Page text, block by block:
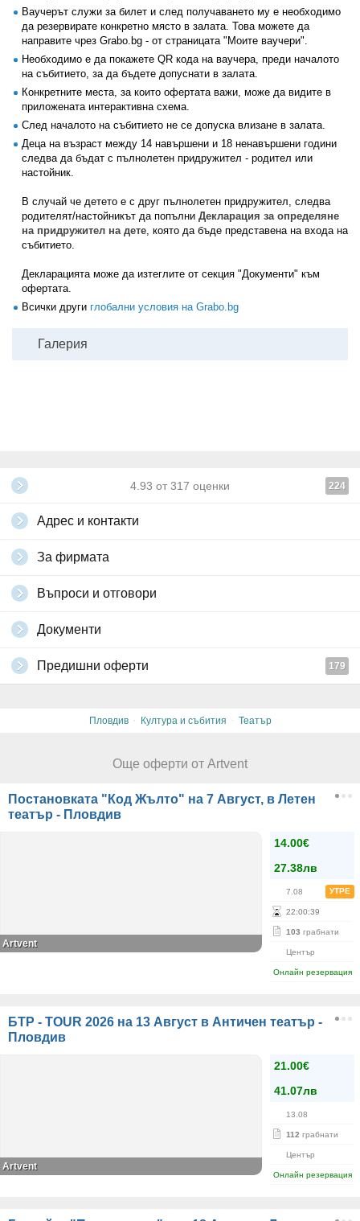
Ваучерът служи за билет и след получаването му е необходимо
да резервирате конкретно място в залата. Това можете да
направите чрез Grabo.bg - от страницата "Моите ваучери".
Необходимо е да покажете QR кода на ваучера, преди началото
на събитието, за да бъдете допуснати в залата.
Конкретните места, за които офертата важи, може да видите в
приложената интерактивна схема.
След началото на събитието не се допуска влизане в залата.
Деца на възраст между 14 навършени и 18 ненавършени години
следва да бъдат с пълнолетен придружител - родител или
настойник.
В случай че детето е с друг пълнолетен придружител, следва
родителят/настойникът да попълни Декларация за определяне
на придружител на дете, която да бъде представена на входа на
събитието.
Декларацията може да изтеглите от секция "Документи" към
офертата.
Всички други глобални условия на Grabo.bg
Галерия
4.93 от 317 оценки 224
Адрес и контакти
За фирмата
Въпроси и отговори
Документи
Предишни оферти 179
Пловдив · Култура и събития · Театър
Още оферти от Artvent
Постановката "Код Жълто" на 7 Август, в Летен
театър - Пловдив
14.00€
27.38лв
7.08 УТРЕ
22:00:39
103 грабнати
Център
Онлайн резервация
Artvent
БТР - TOUR 2026 на 13 Август в Античен театър -
Пловдив
21.00€
41.07лв
13.08
112 грабнати
Център
Онлайн резервация
Artvent